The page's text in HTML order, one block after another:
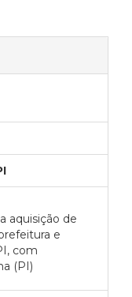
aquisição de
e
com
(PI)